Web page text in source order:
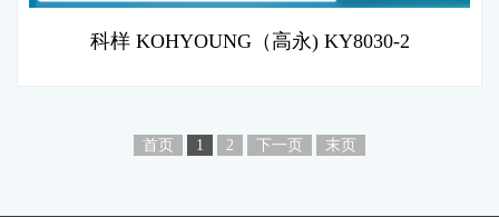
科样 KOHYOUNG（高永) KY8030-2
首页 1 2 下一页 末页